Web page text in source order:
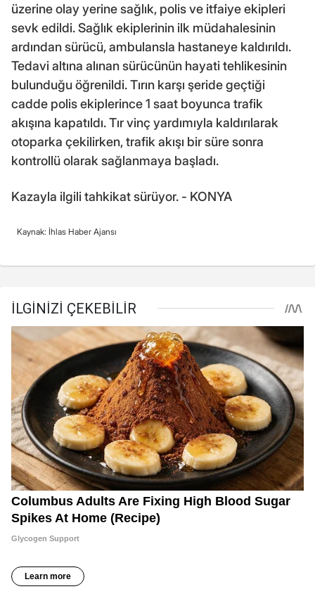
üzerine olay yerine sağlık, polis ve itfaiye ekipleri
sevk edildi. Sağlık ekiplerinin ilk müdahalesinin
ardından sürücü, ambulansla hastaneye kaldırıldı.
Tedavi altına alınan sürücünün hayati tehlikesinin
bulunduğu öğrenildi. Tırın karşı şeride geçtiği
cadde polis ekiplerince 1 saat boyunca trafik
akışına kapatıldı. Tır vinç yardımıyla kaldırılarak
otoparka çekilirken, trafik akışı bir süre sonra
kontrollü olarak sağlanmaya başladı.
Kazayla ilgili tahkikat sürüyor. - KONYA
Kaynak: İhlas Haber Ajansı